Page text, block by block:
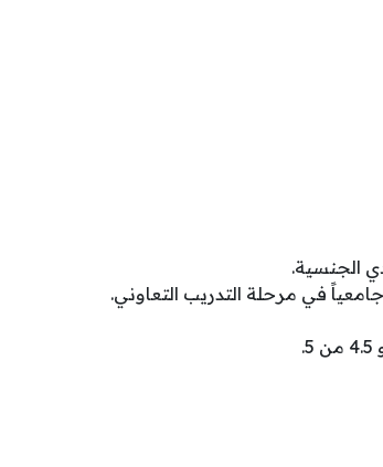
الجنسية.
في مرحلة التدريب التعاوني.